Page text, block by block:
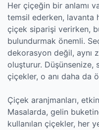
Her çiçeğin bir anlamı
temsil ederken, lavanta
çiçek siparişi verirken,
bulundurmak önemli.
dekorasyon değil, aynı
oluşturur.
çiçekler, o anı daha da
Çiçek aranjmanları,
Masalarda, gelin
kullanılan çiçekler, her